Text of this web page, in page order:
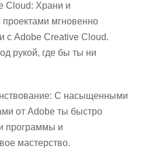
Cloud: Храни и
мгновенно
с Adobe Creative Cloud.
рукой, где бы ты ни
С насыщенными
от Adobe ты быстро
программы и
мастерство.